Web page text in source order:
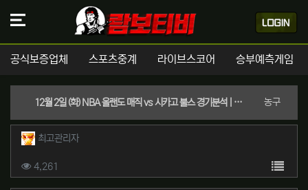
공식보증업체 스포츠중계 라이브스코어 승부예측게임
12월 2일 (화) NBA 올랜도 매직 vs 시카고 불스 경기분석 | 실시간 스포츠중계 농구분류
작성자 정보
최고관리자작성
컨텐츠 정보
4,261 목록